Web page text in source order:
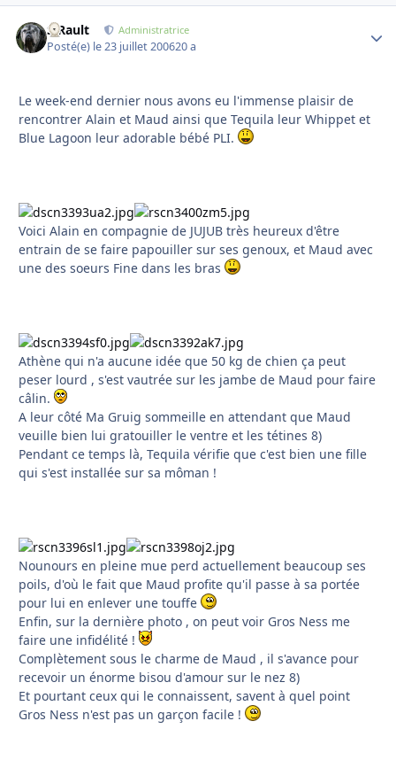
S.Rault Administratrice
Posté(e) le 23 juillet 200620 a
Le week-end dernier nous avons eu l'immense plaisir de
rencontrer Alain et Maud ainsi que Tequila leur Whippet et
Blue Lagoon leur adorable bébé PLI.
Voici Alain en compagnie de JUJUB très heureux d'être
entrain de se faire papouiller sur ses genoux, et Maud avec
une des soeurs Fine dans les bras
Athène qui n'a aucune idée que 50 kg de chien ça peut
peser lourd , s'est vautrée sur les jambe de Maud pour faire
câlin.
A leur côté Ma Gruig sommeille en attendant que Maud
veuille bien lui gratouiller le ventre et les tétines 8)
Pendant ce temps là, Tequila vérifie que c'est bien une fille
qui s'est installée sur sa môman !
Nounours en pleine mue perd actuellement beaucoup ses
poils, d'où le fait que Maud profite qu'il passe à sa portée
pour lui en enlever une touffe
Enfin, sur la dernière photo , on peut voir Gros Ness me
faire une infidélité !
Complètement sous le charme de Maud , il s'avance pour
recevoir un énorme bisou d'amour sur le nez 8)
Et pourtant ceux qui le connaissent, savent à quel point
Gros Ness n'est pas un garçon facile !